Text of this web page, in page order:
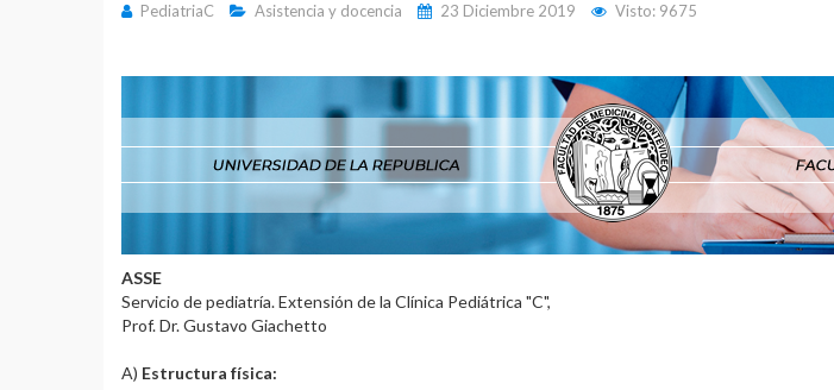
PediatriaC Asistencia y docencia 23 Diciembre 2019 Visto: 9675
ASSE
Servicio de pediatría. Extensión de la Clínica Pediátrica "C",
Prof. Dr. Gustavo Giachetto
A) Estructura física: